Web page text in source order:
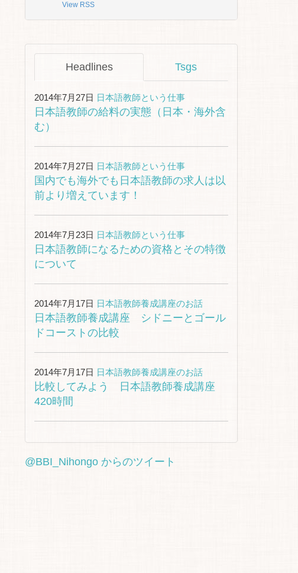
View RSS
Headlines Tsgs
2014年7月27日 日本語教師という仕事
日本語教師の給料の実態（日本・海外含
む）
2014年7月27日 日本語教師という仕事
国内でも海外でも日本語教師の求人は以
前より増えています！
2014年7月23日 日本語教師という仕事
日本語教師になるための資格とその特徴
について
2014年7月17日 日本語教師養成講座のお話
日本語教師養成講座 シドニーとゴール
ドコーストの比較
2014年7月17日 日本語教師養成講座のお話
比較してみよう 日本語教師養成講座
420時間
@BBI_Nihongo からのツイート